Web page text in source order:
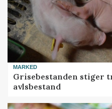
MARKED
Grisebestanden stiger
avlsbestand